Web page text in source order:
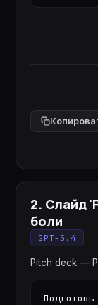
2. Слайд
боли
GPT-5.4
Pitch deck —